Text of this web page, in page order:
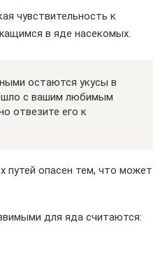
чувствительность к
в яде насекомых.
остаются укусы в
с вашим любимым
отвезите его к
путей опасен тем, что может
для яда считаются: